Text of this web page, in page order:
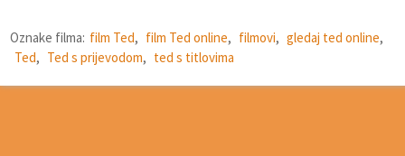
Oznake filma: film Ted, film Ted online, filmovi, gledaj ted online,
Ted, Ted s prijevodom, ted s titlovima